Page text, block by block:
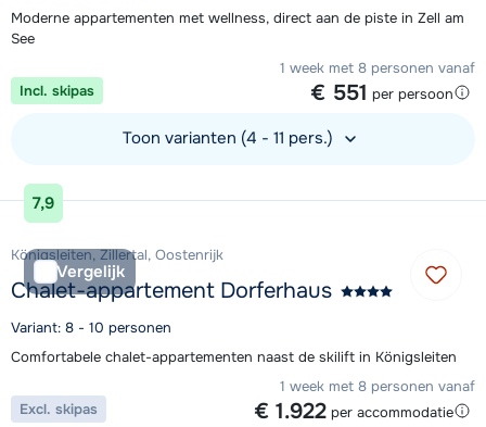
Moderne appartementen met wellness, direct aan de piste in Zell am
See
1 week met 8 personen vanaf
€ 551 per persoon
Incl. skipas
Toon varianten (4 - 11 pers.)
Bekijk accommodatie
7,9
Vergelijk
Königsleiten, Zillertal, Oostenrijk
Chalet-appartement Dorferhaus
Variant: 8 - 10 personen
Comfortabele chalet-appartementen naast de skilift in Königsleiten
1 week met 8 personen vanaf
€ 1.922 per accommodatie
Excl. skipas